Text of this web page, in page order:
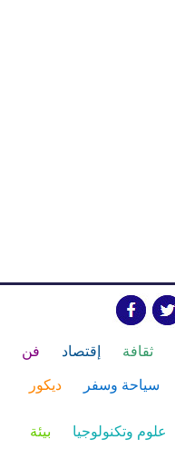
ثقافة إقتصاد فن
سياحة وسفر ديكور
علوم وتكنولوجيا بيئة